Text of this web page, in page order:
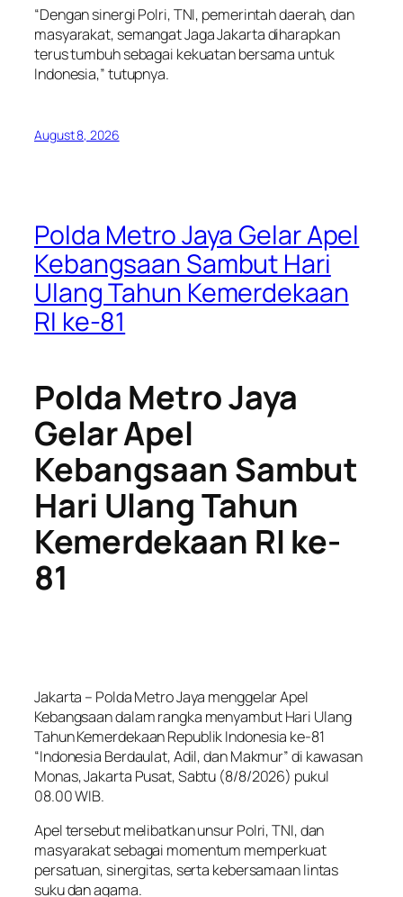
“Dengan sinergi Polri, TNI, pemerintah daerah, dan
masyarakat, semangat Jaga Jakarta diharapkan
terus tumbuh sebagai kekuatan bersama untuk
Indonesia,” tutupnya.
August 8, 2026
Polda Metro Jaya Gelar Apel
Kebangsaan Sambut Hari
Ulang Tahun Kemerdekaan
RI ke-81
Polda Metro Jaya
Gelar Apel
Kebangsaan Sambut
Hari Ulang Tahun
Kemerdekaan RI ke-
81
Jakarta – Polda Metro Jaya menggelar Apel
Kebangsaan dalam rangka menyambut Hari Ulang
Tahun Kemerdekaan Republik Indonesia ke-81
“Indonesia Berdaulat, Adil, dan Makmur” di kawasan
Monas, Jakarta Pusat, Sabtu (8/8/2026) pukul
08.00 WIB.
Apel tersebut melibatkan unsur Polri, TNI, dan
masyarakat sebagai momentum memperkuat
persatuan, sinergitas, serta kebersamaan lintas
suku dan agama.